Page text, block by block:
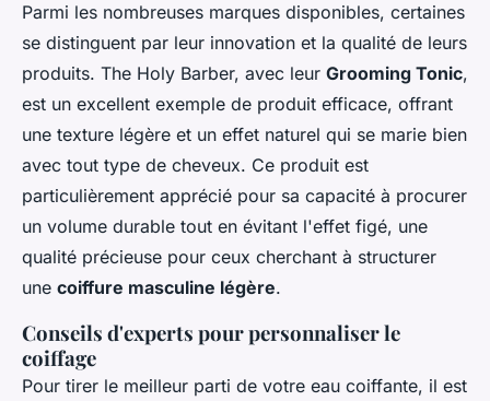
Parmi les nombreuses marques disponibles, certaines
se distinguent par leur innovation et la qualité de leurs
produits. The Holy Barber, avec leur Grooming Tonic,
est un excellent exemple de produit efficace, offrant
une texture légère et un effet naturel qui se marie bien
avec tout type de cheveux. Ce produit est
particulièrement apprécié pour sa capacité à procurer
un volume durable tout en évitant l'effet figé, une
qualité précieuse pour ceux cherchant à structurer
une coiffure masculine légère.
Conseils d'experts pour personnaliser le
coiffage
Pour tirer le meilleur parti de votre eau coiffante, il est